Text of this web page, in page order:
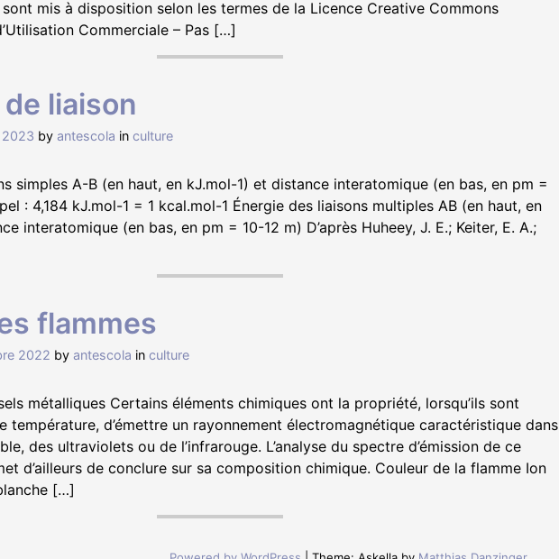
mis à disposition selon les termes de la Licence Creative Commons
Commerciale – Pas […]
liaison
2023 by antescola inculture
simples A-B (en haut, en kJ.mol-1) et distance interatomique (en bas, en pm =
: 4,184 kJ.mol-1 = 1 kcal.mol-1 Énergie des liaisons multiples AB (en haut, en
interatomique (en bas, en pm = 10-12 m) D’après Huheey, J. E.; Keiter, E. A.;
flammes
2022 by antescola inculture
métalliques Certains éléments chimiques ont la propriété, lorsqu’ils sont
température, d’émettre un rayonnement électromagnétique caractéristique dans
des ultraviolets ou de l’infrarouge. L’analyse du spectre d’émission de ce
d’ailleurs de conclure sur sa composition chimique. Couleur de la flamme Ion
[…]